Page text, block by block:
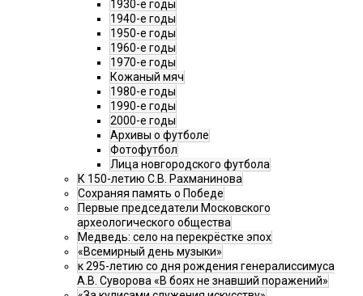
1930-е годы
1940-е годы
1950-е годы
1960-е годы
1970-е годы
Кожаный мяч
1980-е годы
1990-е годы
2000-е годы
Архивы о футболе
Фотофутбол
Лица новгородского футбола
К 150-летию С.В. Рахманинова
Сохраняя память о Победе
Первые председатели Московского
археологического общества
Медведь: село на перекрёстке эпох
«Всемирный день музыки»
к 295-летию со дня рождения генералиссимуса
А.В. Суворова «В боях не знавший поражений»